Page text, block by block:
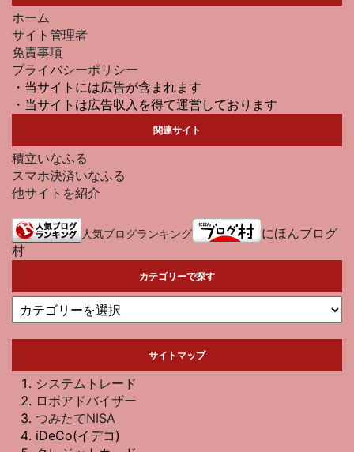
ホーム
サイト管理者
免責事項
プライバシーポリシー
・当サイトには広告が含まれます
・当サイトは広告収入を得て運営しております
関連サイト
積立いなふる
スマホ決済いなふる
他サイトを紹介
人気ブログランキング
にほんブログ
村
カテゴリーで探す
サイトマップ
システムトレード
ロボアドバイザー
つみたてNISA
iDeCo(イデコ)